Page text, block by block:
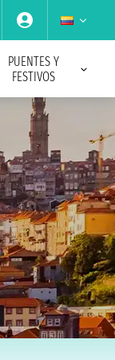
PUENTES Y
FESTIVOS